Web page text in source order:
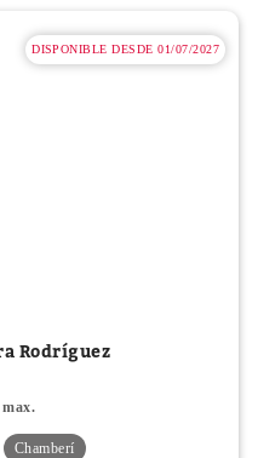
DISPONIBLE DESDE 01/07/2027
Rodríguez
max.
Chamberí